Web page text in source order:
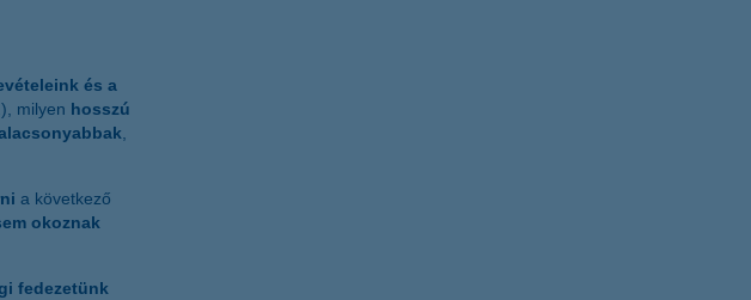
és a
milyen hosszú
,
a következő
okoznak
fedezetünk